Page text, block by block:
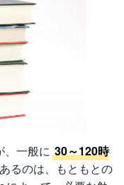
、一般に 30～120時
るのは、もともとの